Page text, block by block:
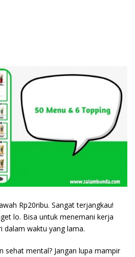
Rp20ribu. Sangat terjangkau!
lo. Bisa untuk menemani kerja
dalam waktu yang lama.
sehat mental? Jangan lupa mampir